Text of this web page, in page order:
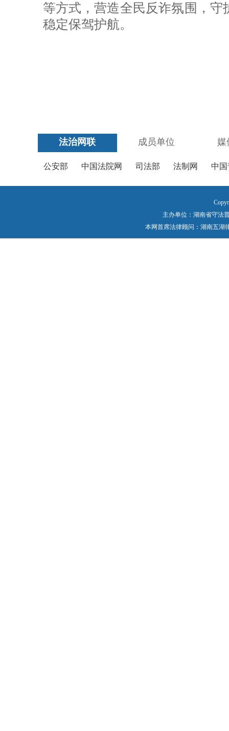
等方式，营造全民反诈氛围，
稳定保驾护航。
法治网联 成员单位 媒
公安部 中国法院网 司法部 法制网 中
主办单位：湖南省守法
本网首席法律顾问：湖南五湖